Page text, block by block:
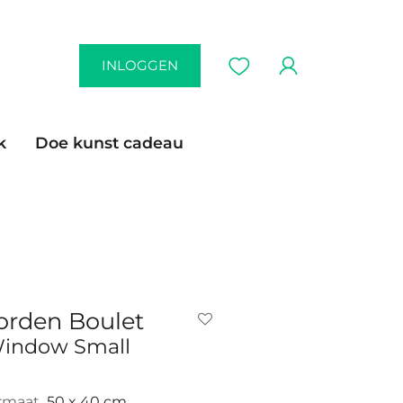
INLOGGEN
Doe kunst cadeau
Boulet
Small